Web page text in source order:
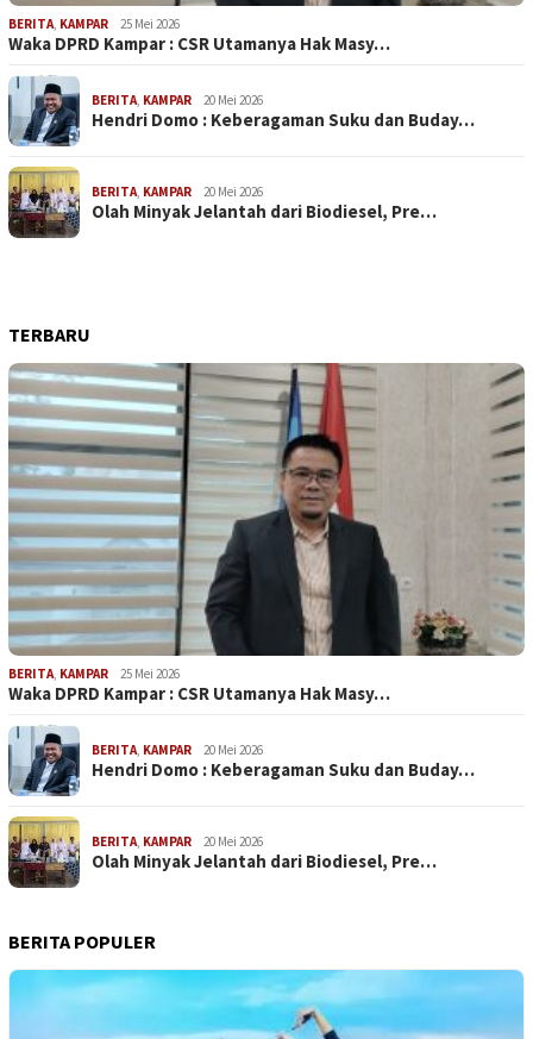
BERITA, KAMPAR 25 Mei 2026
Waka DPRD Kampar : CSR Utamanya Hak Masy…
BERITA, KAMPAR 20 Mei 2026
Hendri Domo : Keberagaman Suku dan Buday…
BERITA, KAMPAR 20 Mei 2026
Olah Minyak Jelantah dari Biodiesel, Pre…
TERBARU
BERITA, KAMPAR 25 Mei 2026
Waka DPRD Kampar : CSR Utamanya Hak Masy…
BERITA, KAMPAR 20 Mei 2026
Hendri Domo : Keberagaman Suku dan Buday…
BERITA, KAMPAR 20 Mei 2026
Olah Minyak Jelantah dari Biodiesel, Pre…
BERITA POPULER